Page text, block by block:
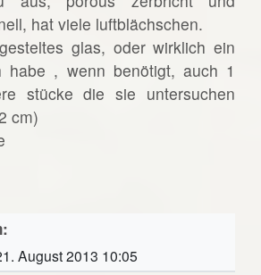
hat viele luftblächschen.
glas, oder wirklich ein
habe , wenn benötigt, auch 1
stücke die sie untersuchen
cm)
August 2013 10:05